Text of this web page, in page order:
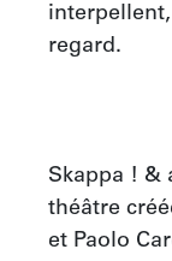
regard.
Skappa ! &
théâtre
et Paolo